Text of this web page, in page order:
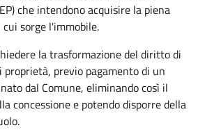
che intendono acquisire la piena
sorge l'immobile.
la trasformazione del diritto di
previo pagamento di un
dal Comune, eliminando così il
concessione e potendo disporre della